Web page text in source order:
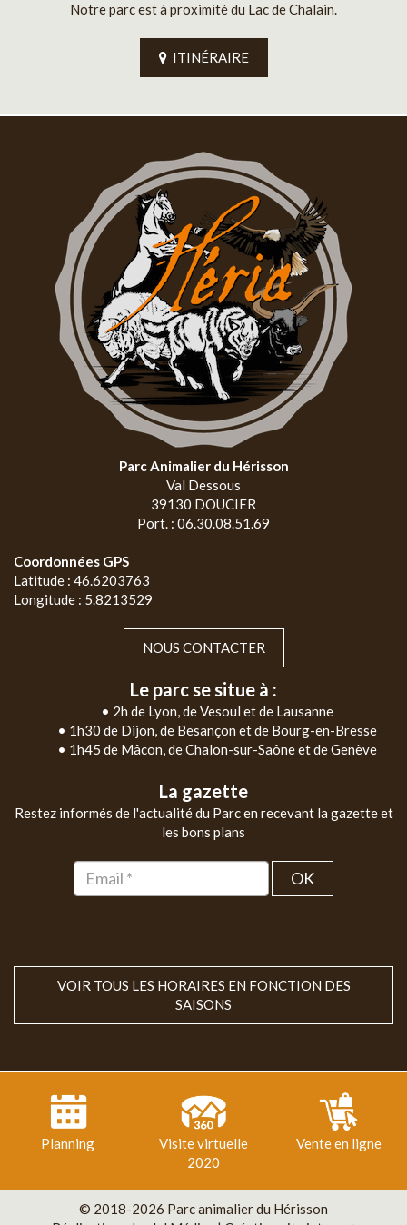
Notre parc est à proximité du Lac de Chalain.
ITINÉRAIRE
Parc Animalier du Hérisson
Val Dessous
39130 DOUCIER
Port. : 06.30.08.51.69
Coordonnées GPS
Latitude : 46.6203763
Longitude : 5.8213529
NOUS CONTACTER
Le parc se situe à :
• 2h de Lyon, de Vesoul et de Lausanne
• 1h30 de Dijon, de Besançon et de Bourg-en-Bresse
• 1h45 de Mâcon, de Chalon-sur-Saône et de Genève
La gazette
Restez informés de l'actualité du Parc en recevant la gazette et
les bons plans
OK
VOIR TOUS LES HORAIRES EN FONCTION DES
SAISONS
Planning
Visite virtuelle
2020
Vente en ligne
© 2018-2026 Parc animalier du Hérisson